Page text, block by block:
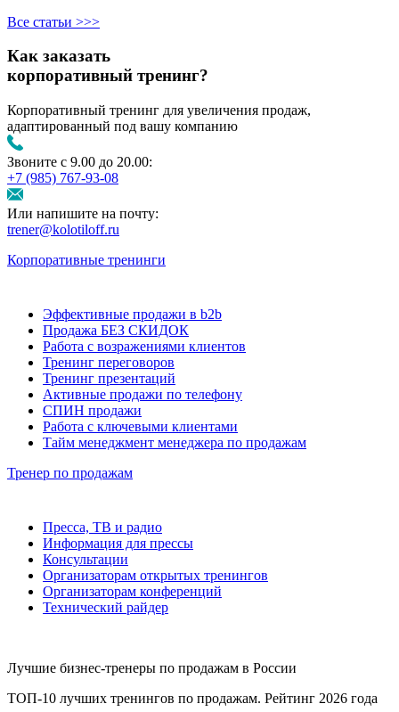
Все статьи >>>
Как заказать
корпоративный тренинг?
Корпоративный тренинг для увеличения продаж,
адаптированный под вашу компанию
Звоните с 9.00 до 20.00:
+7 (985) 767‑93‑08
Или напишите на почту:
trener@kolotiloff.ru
Корпоративные тренинги
Эффективные продажи в b2b
Продажа БЕЗ СКИДОК
Работа с возражениями клиентов
Тренинг переговоров
Тренинг презентаций
Активные продажи по телефону
СПИН продажи
Работа с ключевыми клиентами
Тайм менеджмент менеджера по продажам
Тренер по продажам
Пресса, ТВ и радио
Информация для прессы
Консультации
Организаторам открытых тренингов
Организаторам конференций
Технический райдер
Лучшие бизнес-тренеры по продажам в России
ТОП-10 лучших тренингов по продажам. Рейтинг 2026 года